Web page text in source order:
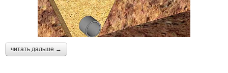
читать дальше →